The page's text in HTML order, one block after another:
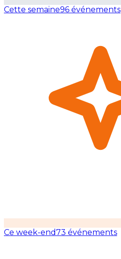
Cette semaine96 événements
Ce week-end73 événements